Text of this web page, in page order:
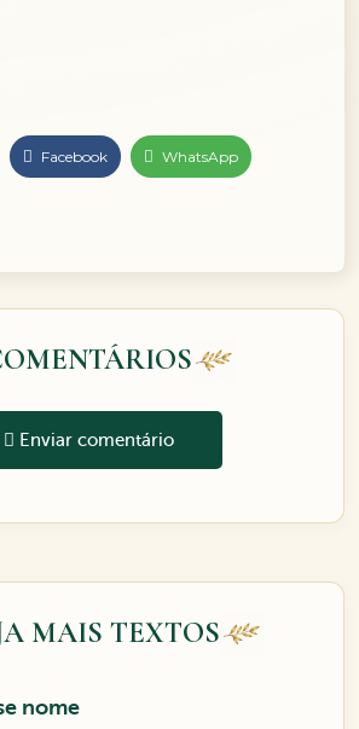
Facebook WhatsApp
Enviar comentário
MAIS TEXTOS
nome